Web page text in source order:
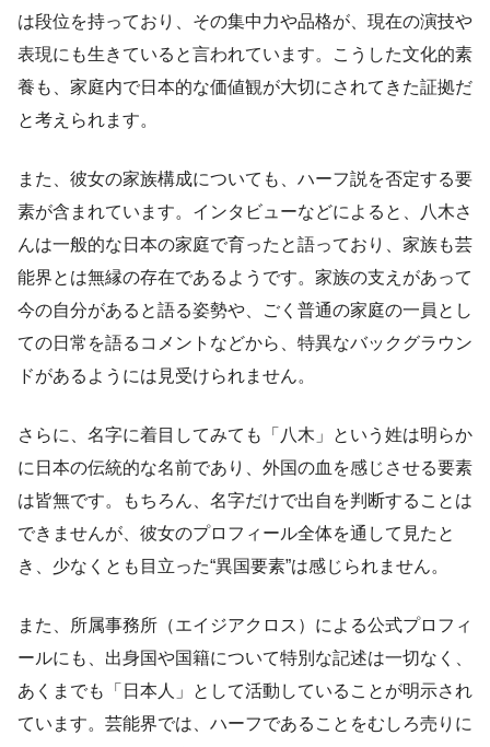
は段位を持っており、その集中力や品格が、現在の演技や
表現にも生きていると言われています。こうした文化的素
養も、家庭内で日本的な価値観が大切にされてきた証拠だ
と考えられます。
また、彼女の家族構成についても、ハーフ説を否定する要
素が含まれています。インタビューなどによると、八木さ
んは一般的な日本の家庭で育ったと語っており、家族も芸
能界とは無縁の存在であるようです。家族の支えがあって
今の自分があると語る姿勢や、ごく普通の家庭の一員とし
ての日常を語るコメントなどから、特異なバックグラウン
ドがあるようには見受けられません。
さらに、名字に着目してみても「八木」という姓は明らか
に日本の伝統的な名前であり、外国の血を感じさせる要素
は皆無です。もちろん、名字だけで出自を判断することは
できませんが、彼女のプロフィール全体を通して見たと
き、少なくとも目立った“異国要素”は感じられません。
また、所属事務所（エイジアクロス）による公式プロフィ
ールにも、出身国や国籍について特別な記述は一切なく、
あくまでも「日本人」として活動していることが明示され
ています。芸能界では、ハーフであることをむしろ売りに